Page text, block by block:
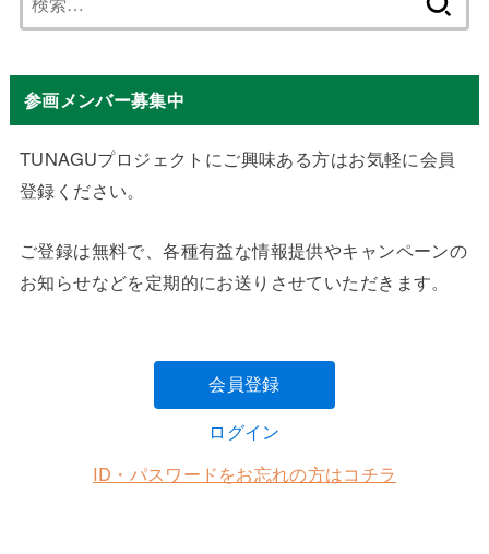
索:
参画メンバー募集中
TUNAGUプロジェクトにご興味ある方はお気軽に会員
登録ください。
ご登録は無料で、各種有益な情報提供やキャンペーンの
お知らせなどを定期的にお送りさせていただきます。
会員登録
ログイン
ID・パスワードをお忘れの方はコチラ